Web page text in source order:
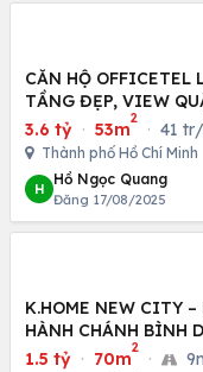
CĂN HỘ OFFICETEL LAVIDA PLUS QUẬN 7: 53M2, 1PN,
TẦNG ĐẸP, VIEW
3.6 tỷ · 53m
2
· 41
Thành phố Hồ Chí Minh
H
Hồ Ngọc Quang
Đăng 17/08/2025
K.HOME NEW CITY
HÀNH CHÁNH BÌNH
1.5 tỷ · 70m
2
·